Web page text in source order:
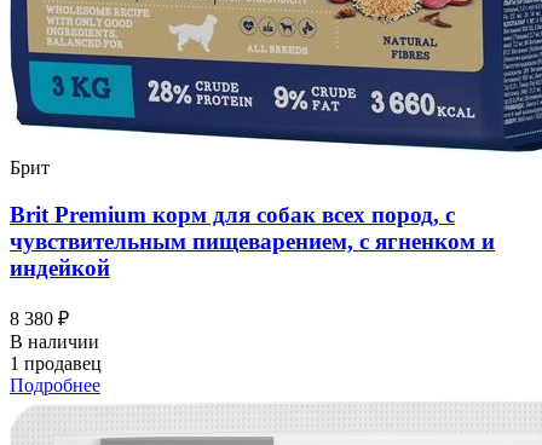
Брит
Brit Premium корм для собак всех пород, с
чувствительным пищеварением, с ягненком и
индейкой
8 380 ₽
В наличии
1 продавец
Подробнее